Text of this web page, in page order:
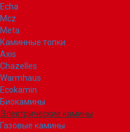
Echa
Mcz
Meta
Каминные топки
Axis
Chazelles
Warmhaus
Ecokamin
Биокамины
Электрические камины
Газовые камины